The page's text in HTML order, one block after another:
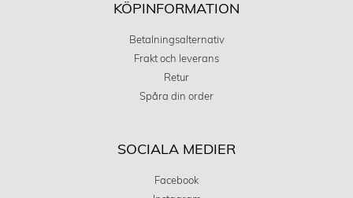
KÖPINFORMATION
Betalningsalternativ
Frakt och leverans
Retur
Spåra din order
SOCIALA MEDIER
Facebook